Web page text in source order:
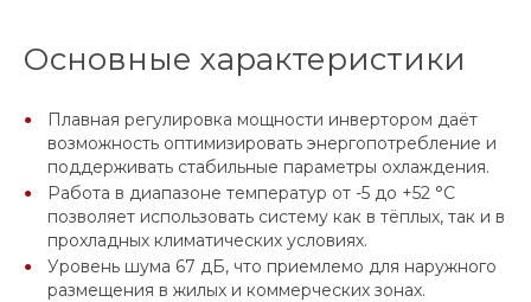
Основные характеристики
Плавная регулировка мощности инвертором даёт
возможность оптимизировать энергопотребление и
поддерживать стабильные параметры охлаждения.
Работа в диапазоне температур от -5 до +52 °C
позволяет использовать систему как в тёплых, так и в
прохладных климатических условиях.
Уровень шума 67 дБ, что приемлемо для наружного
размещения в жилых и коммерческих зонах.